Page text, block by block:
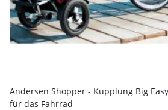
Andersen Shopper - Kupplung Big
für das Fahrrad